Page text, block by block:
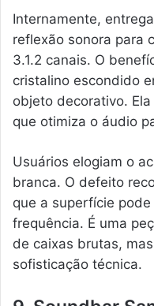
Internamente,
reflexão sonora para
3.1.2 canais. O
cristalino escondido
objeto decorativo.
que otimiza o áudio
Usuários elogiam o
branca. O defeito
que a superfície
frequência. É uma
de caixas brutas,
sofisticação técnica.